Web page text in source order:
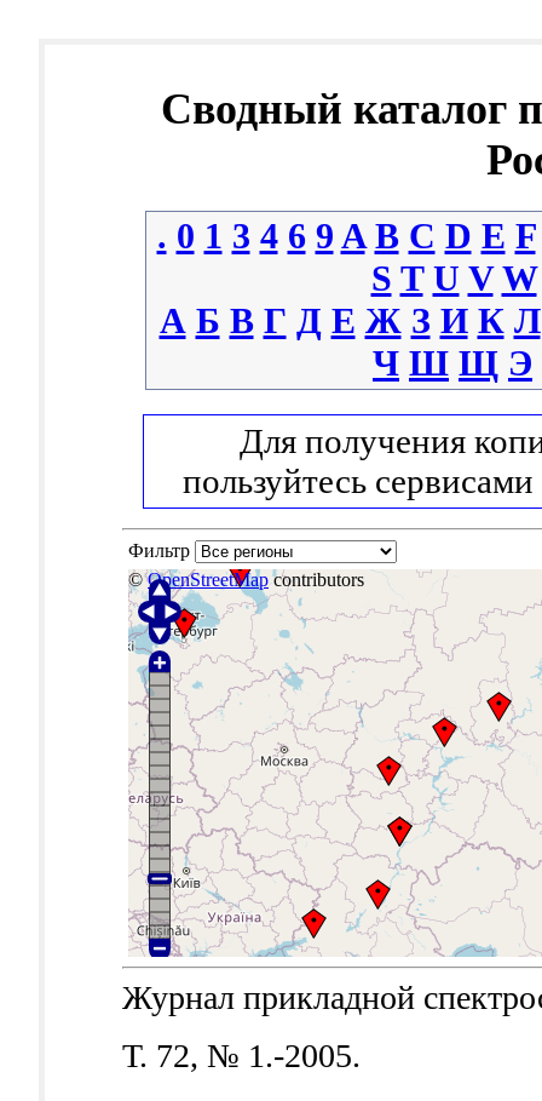
Сводный каталог
. 0 1 3 4 6 9 A B C D E F
S T U V W
А Б В Г Д Е Ж З И К Л
Ч Ш Щ Э
Для получения
пользуйтесь сервисами
Фильтр
©OpenStreetMapcontributors
Журнал прикладной
Т. 72, № 1.-2005.